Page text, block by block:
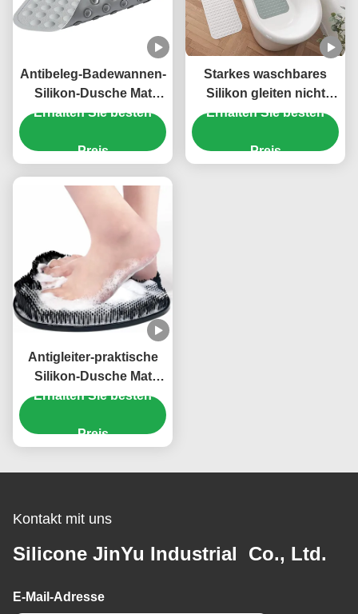
Antibeleg-Badewannen-
Silikon-Dusche Mat
Harmless Waterproof
Erhalten Sie besten
Preis
Starkes waschbares
Silikon gleiten nicht
Bad-Mat For Bathroom
Erhalten Sie besten
Preis
Antigleiter-praktische
Silikon-Dusche Mat
Foot Massage Reusable
Erhalten Sie besten
Preis
Kontakt mit uns
Silicone JinYu Industrial Co., Ltd.
E-Mail-Adresse